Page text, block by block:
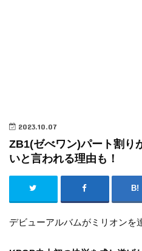
2023.10.07
ZB1(ゼべワン)パート割り
いと言われる理由も！
デビューアルバムがミリオンを